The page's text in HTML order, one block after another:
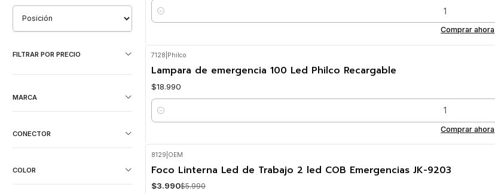
FILTRAR POR PRECIO
MARCA
CONECTOR
COLOR
Cantidad
Comprar ahora
7128 Philco
Lampara de emergencia 100 Led Philco Recargable
$18.990
Cantidad
Comprar ahora
8129 OEM
Foco Linterna Led de Trabajo 2 led COB Emergencias JK-9203
$3.990$5.990